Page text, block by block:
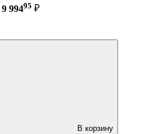
9 99495 ₽
В корзину